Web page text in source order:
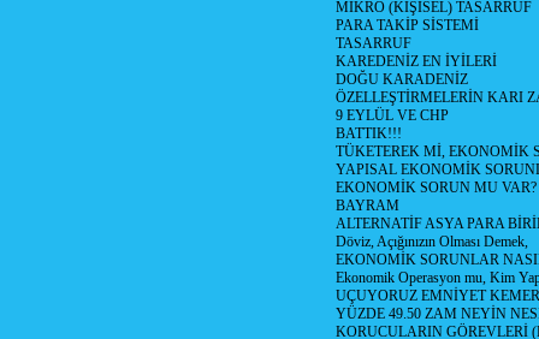
MİKRO (KİŞİSEL) TASARRUF
PARA TAKİP SİSTEMİ
TASARRUF
KAREDENİZ EN İYİLERİ
DOĞU KARADENİZ
ÖZELLEŞTİRMELERİN KARI
9 EYLÜL VE CHP
BATTIK!!!
TÜKETEREK Mİ, EKONOMİK
YAPISAL EKONOMİK
EKONOMİK SORUN MU VAR?
BAYRAM
ALTERNATİF ASYA PARA
Döviz, Açığınızın Olması Demek,
EKONOMİK SORUNLAR
Ekonomik Operasyon mu, Kim
UÇUYORUZ EMNİYET
YÜZDE 49.50 ZAM NEYİN
KORUCULARIN GÖREVLERİ